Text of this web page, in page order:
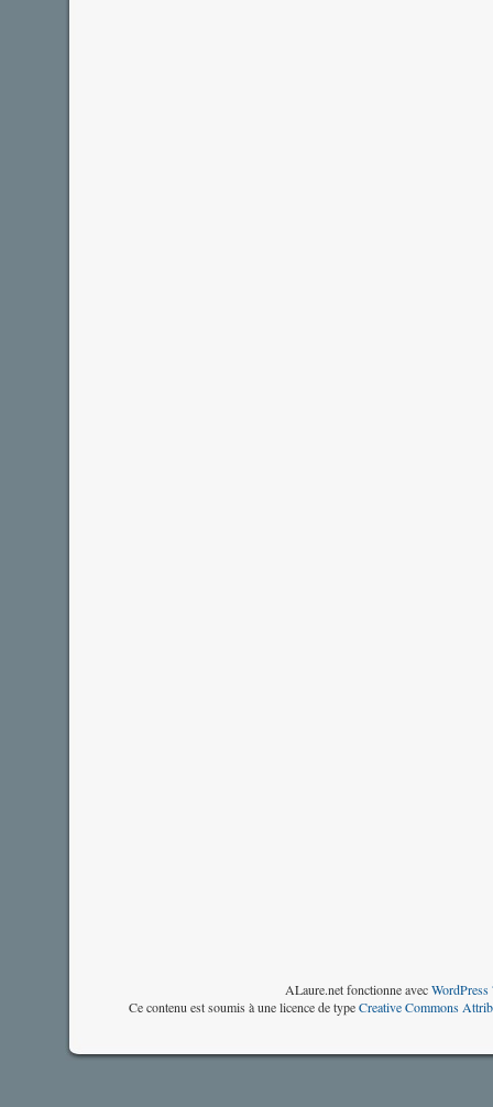
ALaure.net fonctionne avecWordPress
Ce contenu est soumis à une licence de typeCreative Commons